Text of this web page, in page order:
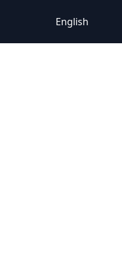
English